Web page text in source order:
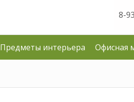
8-
Предметы интерьера Офисная